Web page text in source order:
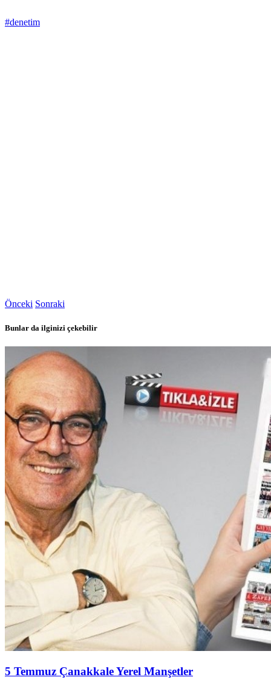
#denetim
Önceki Sonraki
Bunlar da ilginizi çekebilir
5 Temmuz Çanakkale Yerel Manşetler